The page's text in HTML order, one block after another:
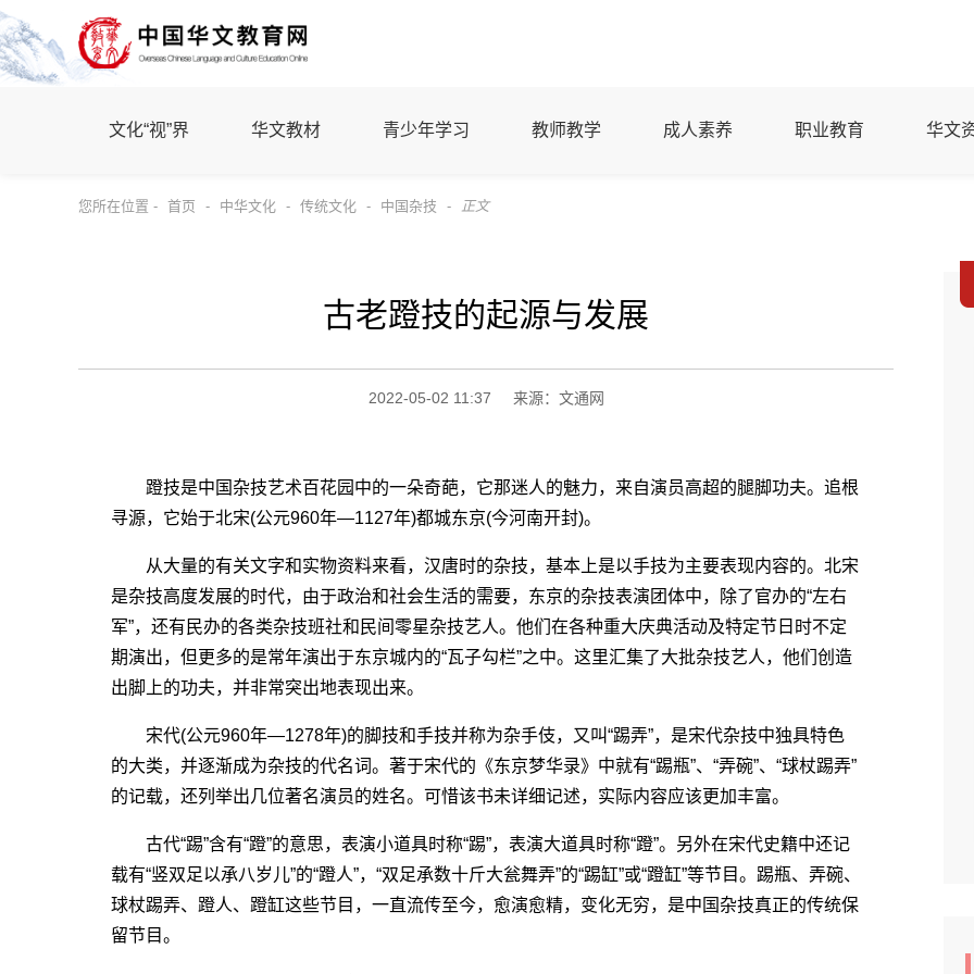
文化“视”界 华文教材 青少年学习 教师教学 成人素养 职业教育 华文
您所在位置 - 首页 - 中华文化 - 传统文化 - 中国杂技 - 正文
古老蹬技的起源与发展
2022-05-02 11:37 来源：文通网
蹬技是中国杂技艺术百花园中的一朵奇葩，它那迷人的魅力，来自演员高超的腿脚功夫。追根
寻源，它始于北宋(公元960年―1127年)都城东京(今河南开封)。
从大量的有关文字和实物资料来看，汉唐时的杂技，基本上是以手技为主要表现内容的。北宋
是杂技高度发展的时代，由于政治和社会生活的需要，东京的杂技表演团体中，除了官办的“左右
军”，还有民办的各类杂技班社和民间零星杂技艺人。他们在各种重大庆典活动及特定节日时不定
期演出，但更多的是常年演出于东京城内的“瓦子勾栏”之中。这里汇集了大批杂技艺人，他们创造
出脚上的功夫，并非常突出地表现出来。
宋代(公元960年―1278年)的脚技和手技并称为杂手伎，又叫“踢弄”，是宋代杂技中独具特色
的大类，并逐渐成为杂技的代名词。著于宋代的《东京梦华录》中就有“踢瓶”、“弄碗”、“球杖踢弄”
的记载，还列举出几位著名演员的姓名。可惜该书未详细记述，实际内容应该更加丰富。
古代“踢”含有“蹬”的意思，表演小道具时称“踢”，表演大道具时称“蹬”。另外在宋代史籍中还记
载有“竖双足以承八岁儿”的“蹬人”，“双足承数十斤大瓮舞弄”的“踢缸”或“蹬缸”等节目。踢瓶、弄碗、
球杖踢弄、蹬人、蹬缸这些节目，一直流传至今，愈演愈精，变化无穷，是中国杂技真正的传统保
留节目。